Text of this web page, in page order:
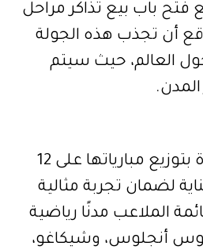
مع فتح باب بيع تذاكر مراحل
أن تجذب هذه الجولة
العالم، حيث سيتم
تتميز البطولة الجديدة بتوزيع مبارياتها على 12
لضمان تجربة مثالية
الملاعب مدنًا رياضية
أنجلوس، وشيكاغو،